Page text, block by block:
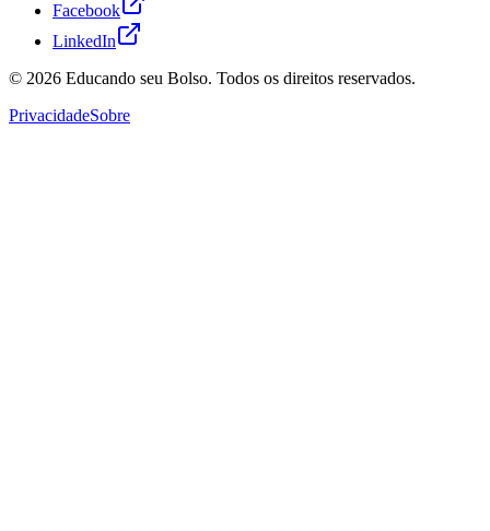
Facebook
LinkedIn
© 2026 Educando seu Bolso. Todos os direitos reservados.
PrivacidadeSobre